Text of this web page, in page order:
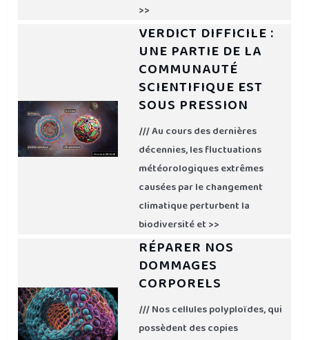
>>
VERDICT DIFFICILE :
UNE PARTIE DE LA
COMMUNAUTÉ
SCIENTIFIQUE EST
SOUS PRESSION
/// Au cours des dernières
décennies, les fluctuations
météorologiques extrêmes
causées par le changement
climatique perturbent la
biodiversité et >>
RÉPARER NOS
DOMMAGES
CORPORELS
/// Nos cellules polyploïdes, qui
possèdent des copies